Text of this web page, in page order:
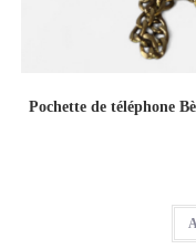
Pochette de téléphone